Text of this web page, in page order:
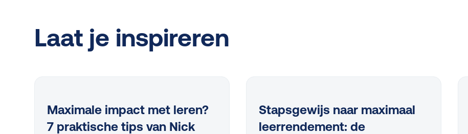
Laat je inspireren
Maximale impact met leren?
7 praktische tips van Nick
Stapsgewijs naar maximaal
leerrendement: de